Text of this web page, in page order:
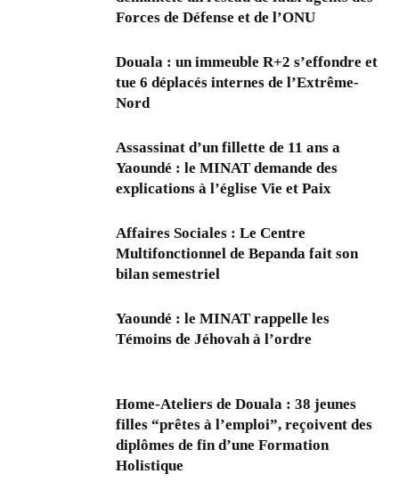
Forces de Défense et de l’ONU
Douala : un immeuble R+2 s’effondre et
tue 6 déplacés internes de l’Extrême-
Nord
Assassinat d’un fillette de 11 ans a
Yaoundé : le MINAT demande des
explications à l’église Vie et Paix
Affaires Sociales : Le Centre
Multifonctionnel de Bepanda fait son
bilan semestriel
Yaoundé : le MINAT rappelle les
Témoins de Jéhovah à l’ordre
Home-Ateliers de Douala : 38 jeunes
filles “prêtes à l’emploi”, reçoivent des
diplômes de fin d’une Formation
Holistique